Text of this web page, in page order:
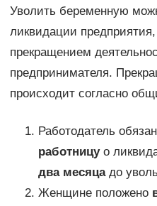
Уволить беременную
ликвидации
прекращением
предпринимателя.
происходит согласно
Работодатель обязан
работницуо
два месяцадо
Женщине положено